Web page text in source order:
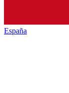
España